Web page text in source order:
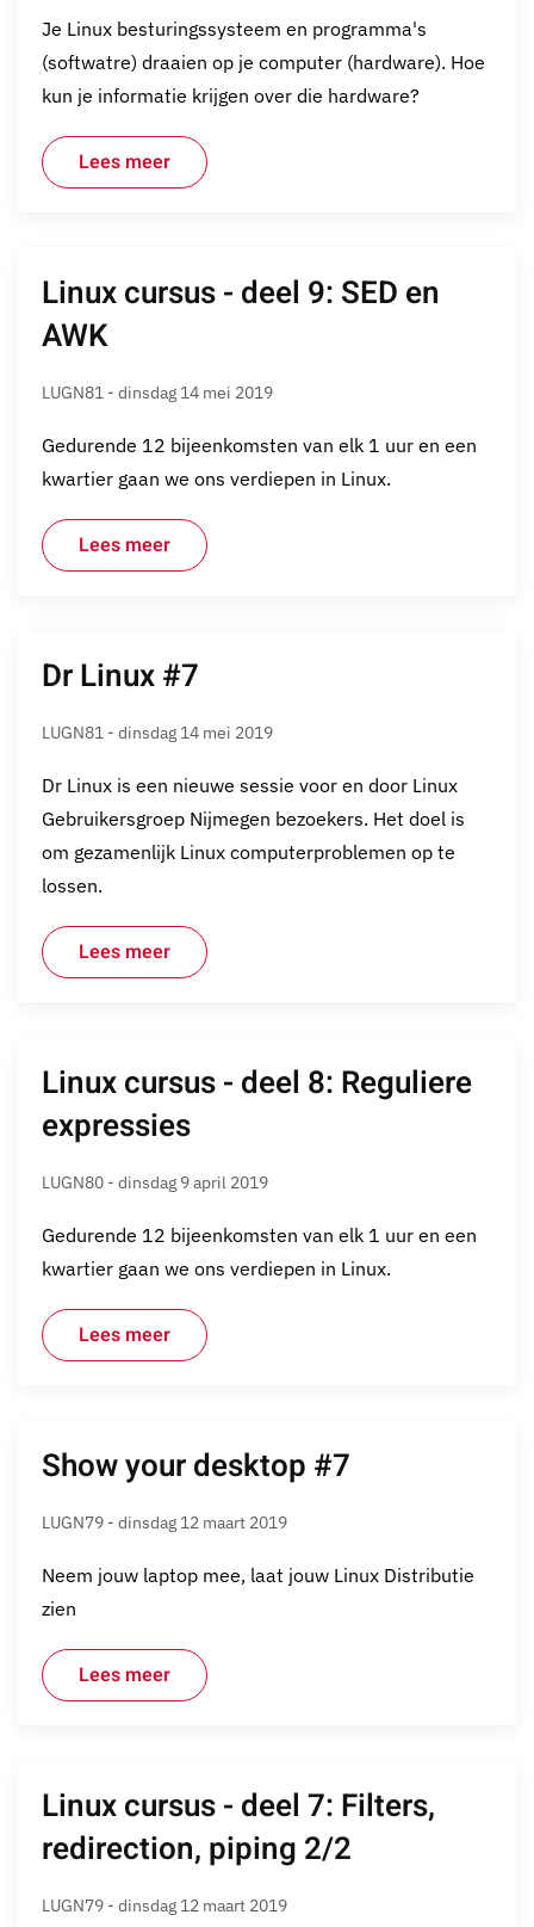
Je Linux besturingssysteem en programma's
(softwatre) draaien op je computer (hardware). Hoe
kun je informatie krijgen over die hardware?
Lees meer
Linux cursus - deel 9: SED en
AWK
LUGN81 - dinsdag 14 mei 2019
Gedurende 12 bijeenkomsten van elk 1 uur en een
kwartier gaan we ons verdiepen in Linux.
Lees meer
Dr Linux #7
LUGN81 - dinsdag 14 mei 2019
Dr Linux is een nieuwe sessie voor en door Linux
Gebruikersgroep Nijmegen bezoekers. Het doel is
om gezamenlijk Linux computerproblemen op te
lossen.
Lees meer
Linux cursus - deel 8: Reguliere
expressies
LUGN80 - dinsdag 9 april 2019
Gedurende 12 bijeenkomsten van elk 1 uur en een
kwartier gaan we ons verdiepen in Linux.
Lees meer
Show your desktop #7
LUGN79 - dinsdag 12 maart 2019
Neem jouw laptop mee, laat jouw Linux Distributie
zien
Lees meer
Linux cursus - deel 7: Filters,
redirection, piping 2/2
LUGN79 - dinsdag 12 maart 2019